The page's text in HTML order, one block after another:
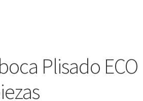
Plisado ECO